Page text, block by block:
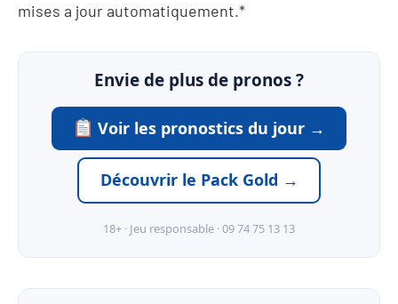
mises a jour automatiquement.*
Envie de plus de pronos ?
Voir les pronostics du jour →
Découvrir le Pack Gold →
18+ · Jeu responsable · 09 74 75 13 13